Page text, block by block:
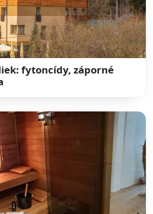
fytoncídy, záporné